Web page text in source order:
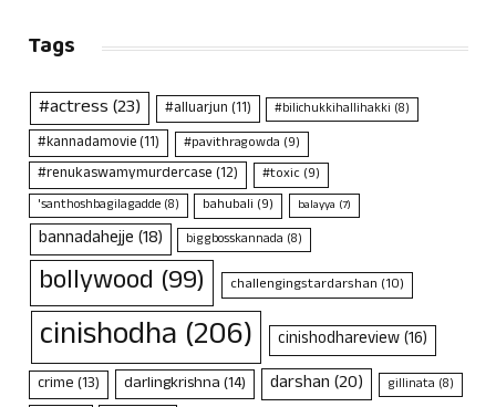
Tags
#actress(23) #alluarjun(11) #bilichukkihallihakki (8)
#kannadamovie(11) #pavithragowda (9)
#renukaswamymurdercase(12) #toxic(9)
'santhoshbagilagadde (8) bahubali (9) balayya (7)
bannadahejje(18) biggbosskannada (8)
bollywood (99) challengingstardarshan (10)
cinishodha (206) cinishodhareview(16)
crime(13) darlingkrishna(14) darshan(20) gillinata (8)